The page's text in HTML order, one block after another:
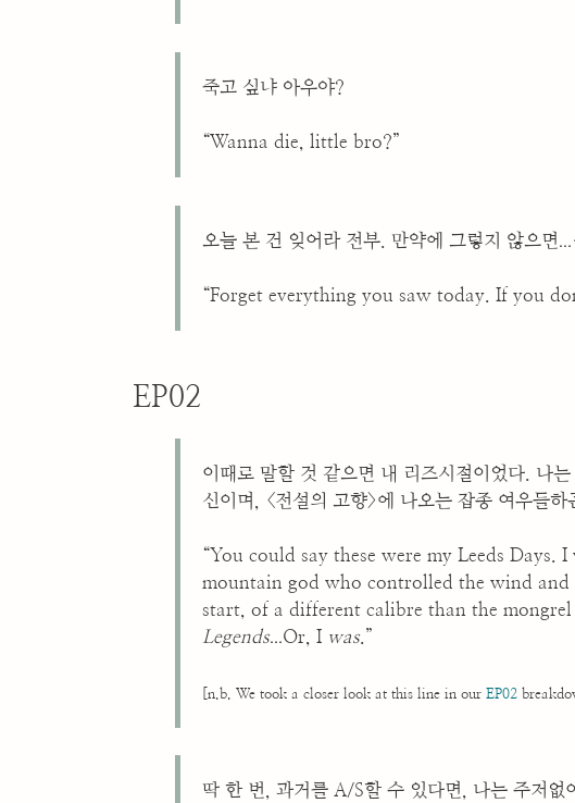
죽고 싶냐 아우야?
“Wanna die, little bro?”
오늘 본 건 잊어라 전부. 만약에 그렇지 않으면...
“Forget everything you saw today. If you
EP02
이때로 말할 것 같으면 내 리즈시절이었다. 나
신이며, <전설의 고향>에 나오는 잡종 여우들
“You could say these were my Leeds Days.
mountain god who controlled the wind
start, of a different calibre than the mongrel
Legends...Or, I was.”
[n.b. We took a closer look at this line in ourEP02
딱 한 번, 과거를 A/S할 수 있다면, 나는 주저없